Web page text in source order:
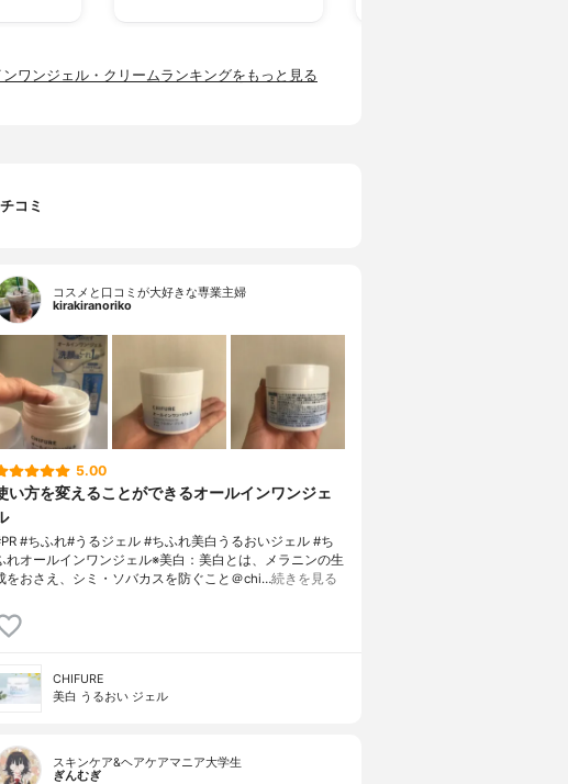
ンワンジェル・クリームランキングをもっと見る
コミ
コスメと口コミが大好きな専業主婦
kirakiranoriko
5.00
い方を変えることができるオールインワンジェ
#ちふれ#うるジェル #ちふれ美白うるおいジェル #ち
れオールインワンジェル※美白：美白とは、メラニンの生
をおさえ、シミ・ソバカスを防ぐこと＠chi…続きを見る
CHIFURE
美白 うるおい ジェル
スキンケア&ヘアケアマニア大学生
ぎんむぎ